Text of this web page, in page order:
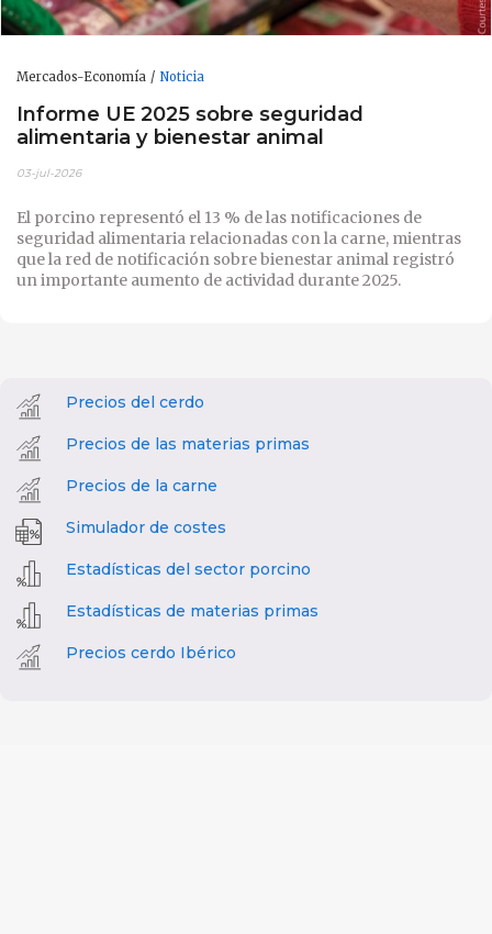
Mercados-Economía Noticia
Informe UE 2025 sobre seguridad
alimentaria y bienestar animal
03-jul-2026
El porcino representó el 13 % de las notificaciones de
seguridad alimentaria relacionadas con la carne, mientras
que la red de notificación sobre bienestar animal registró
un importante aumento de actividad durante 2025.
Precios del cerdo
Precios de las materias primas
Precios de la carne
Simulador de costes
Estadísticas del sector porcino
Estadísticas de materias primas
Precios cerdo Ibérico